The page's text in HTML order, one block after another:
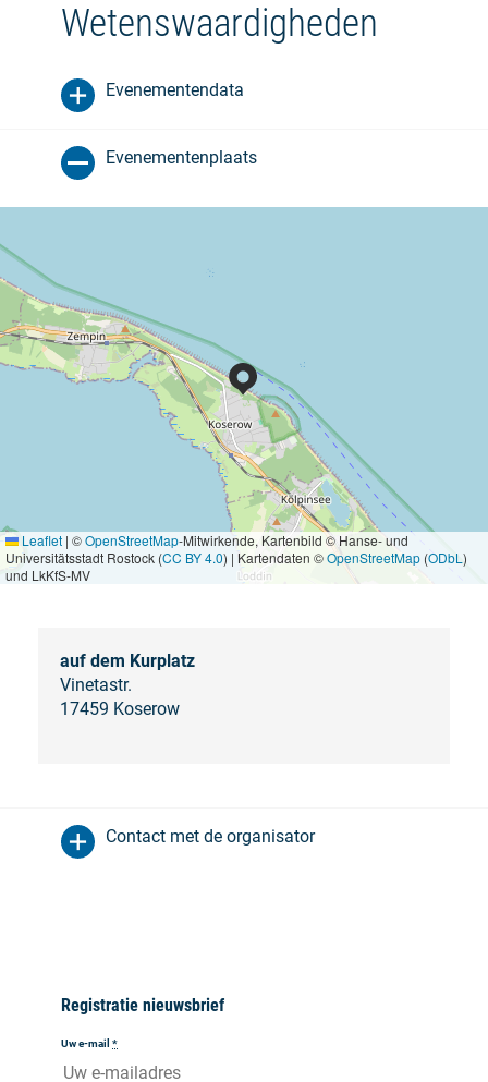
Wetenswaardigheden
Evenementendata
Evenementenplaats
Leaflet | ©OpenStreetMap-Mitwirkende, Kartenbild © Hanse- und
Universitätsstadt Rostock (CC BY 4.0) | Kartendaten ©OpenStreetMap (ODbL )
und LkKfS-MV
auf dem Kurplatz
Vinetastr.
17459 Koserow
Contact met de organisator
Registratie nieuwsbrief
Uw e-mail *